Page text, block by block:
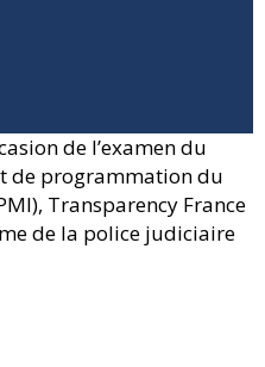
de l’examen du
de programmation du
Transparency France
de la police judiciaire